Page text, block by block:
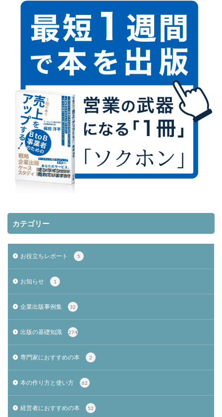
カテゴリー
お役立ちレポート 5
お知らせ 1
企業出版事例集 32
出版の基礎知識 274
専門家におすすめの本 2
本の作り方と使い方 62
経営者におすすめの本 52